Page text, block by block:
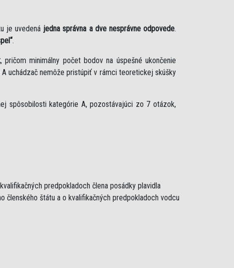
je uvedená jedna správna a dve nesprávne odpovede.
.
, pričom minimálny počet bodov na úspešné ukončenie
uchádzač nemôže pristúpiť v rámci teoretickej skúšky
spôsobilosti kategórie A, pozostávajúci zo 7 otázok,
predpokladoch člena posádky plavidla
členského štátu a o kvalifikačných predpokladoch vodcu